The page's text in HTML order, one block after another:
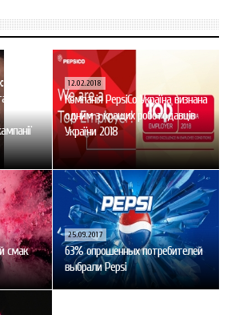
12.02.2018
Компанія PepsiCo Україна визнана
одним з кращих роботодавців
України 2018
смак
25.09.2017
63% опрошенных потребителей
выбрали Pepsi